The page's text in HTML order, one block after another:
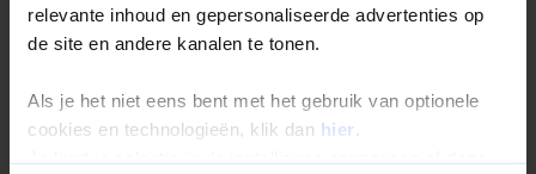
relevante inhoud en gepersonaliseerde advertenties op
de site en andere kanalen te tonen.
Als je het niet eens bent met het gebruik van optionele
cookies en technologieën, klik dan hier .
Reisthema's
Single reizen